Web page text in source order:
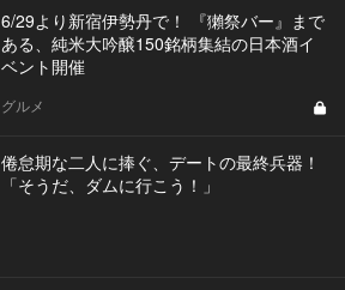
6/29より新宿伊勢丹で！ 『獺祭バー』まで
ある、純米大吟醸150銘柄集結の日本酒イ
ベント開催
グルメ
倦怠期な二人に捧ぐ、デートの最終兵器！
「そうだ、ダムに行こう！」